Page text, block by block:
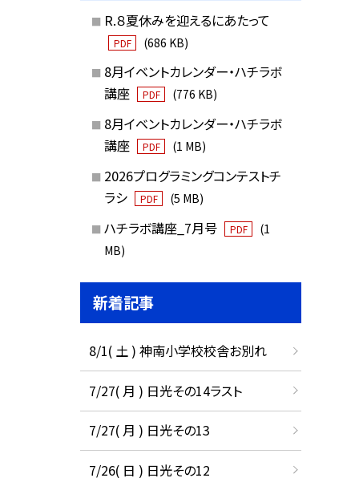
R.８夏休みを迎えるにあたって
PDF (686 KB)
8月イベントカレンダー・ハチラボ
講座
PDF (776 KB)
8月イベントカレンダー・ハチラボ
講座
PDF (1 MB)
2026プログラミングコンテストチ
ラシ
PDF (5 MB)
ハチラボ講座_7月号 PDF
(1
MB)
新着記事
8/1( 土 ) 神南小学校校舎お別れ
7/27( 月 ) 日光その14ラスト
7/27( 月 ) 日光その13
7/26( 日 ) 日光その12